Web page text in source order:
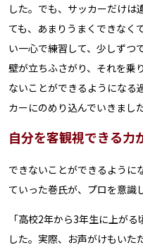
した。でも、サッカーだけは
ても、あまりうまくできなく
い一心で練習して、少しずつ
壁が立ちふさがり、それを乗
ないことができるようになる
カーにのめり込んでいきまし
自分を客観視できる力
できないことができるように
ていった巻氏が、プロを意識
「高校2年から3年生に上が
した。実際、お声がけもいた